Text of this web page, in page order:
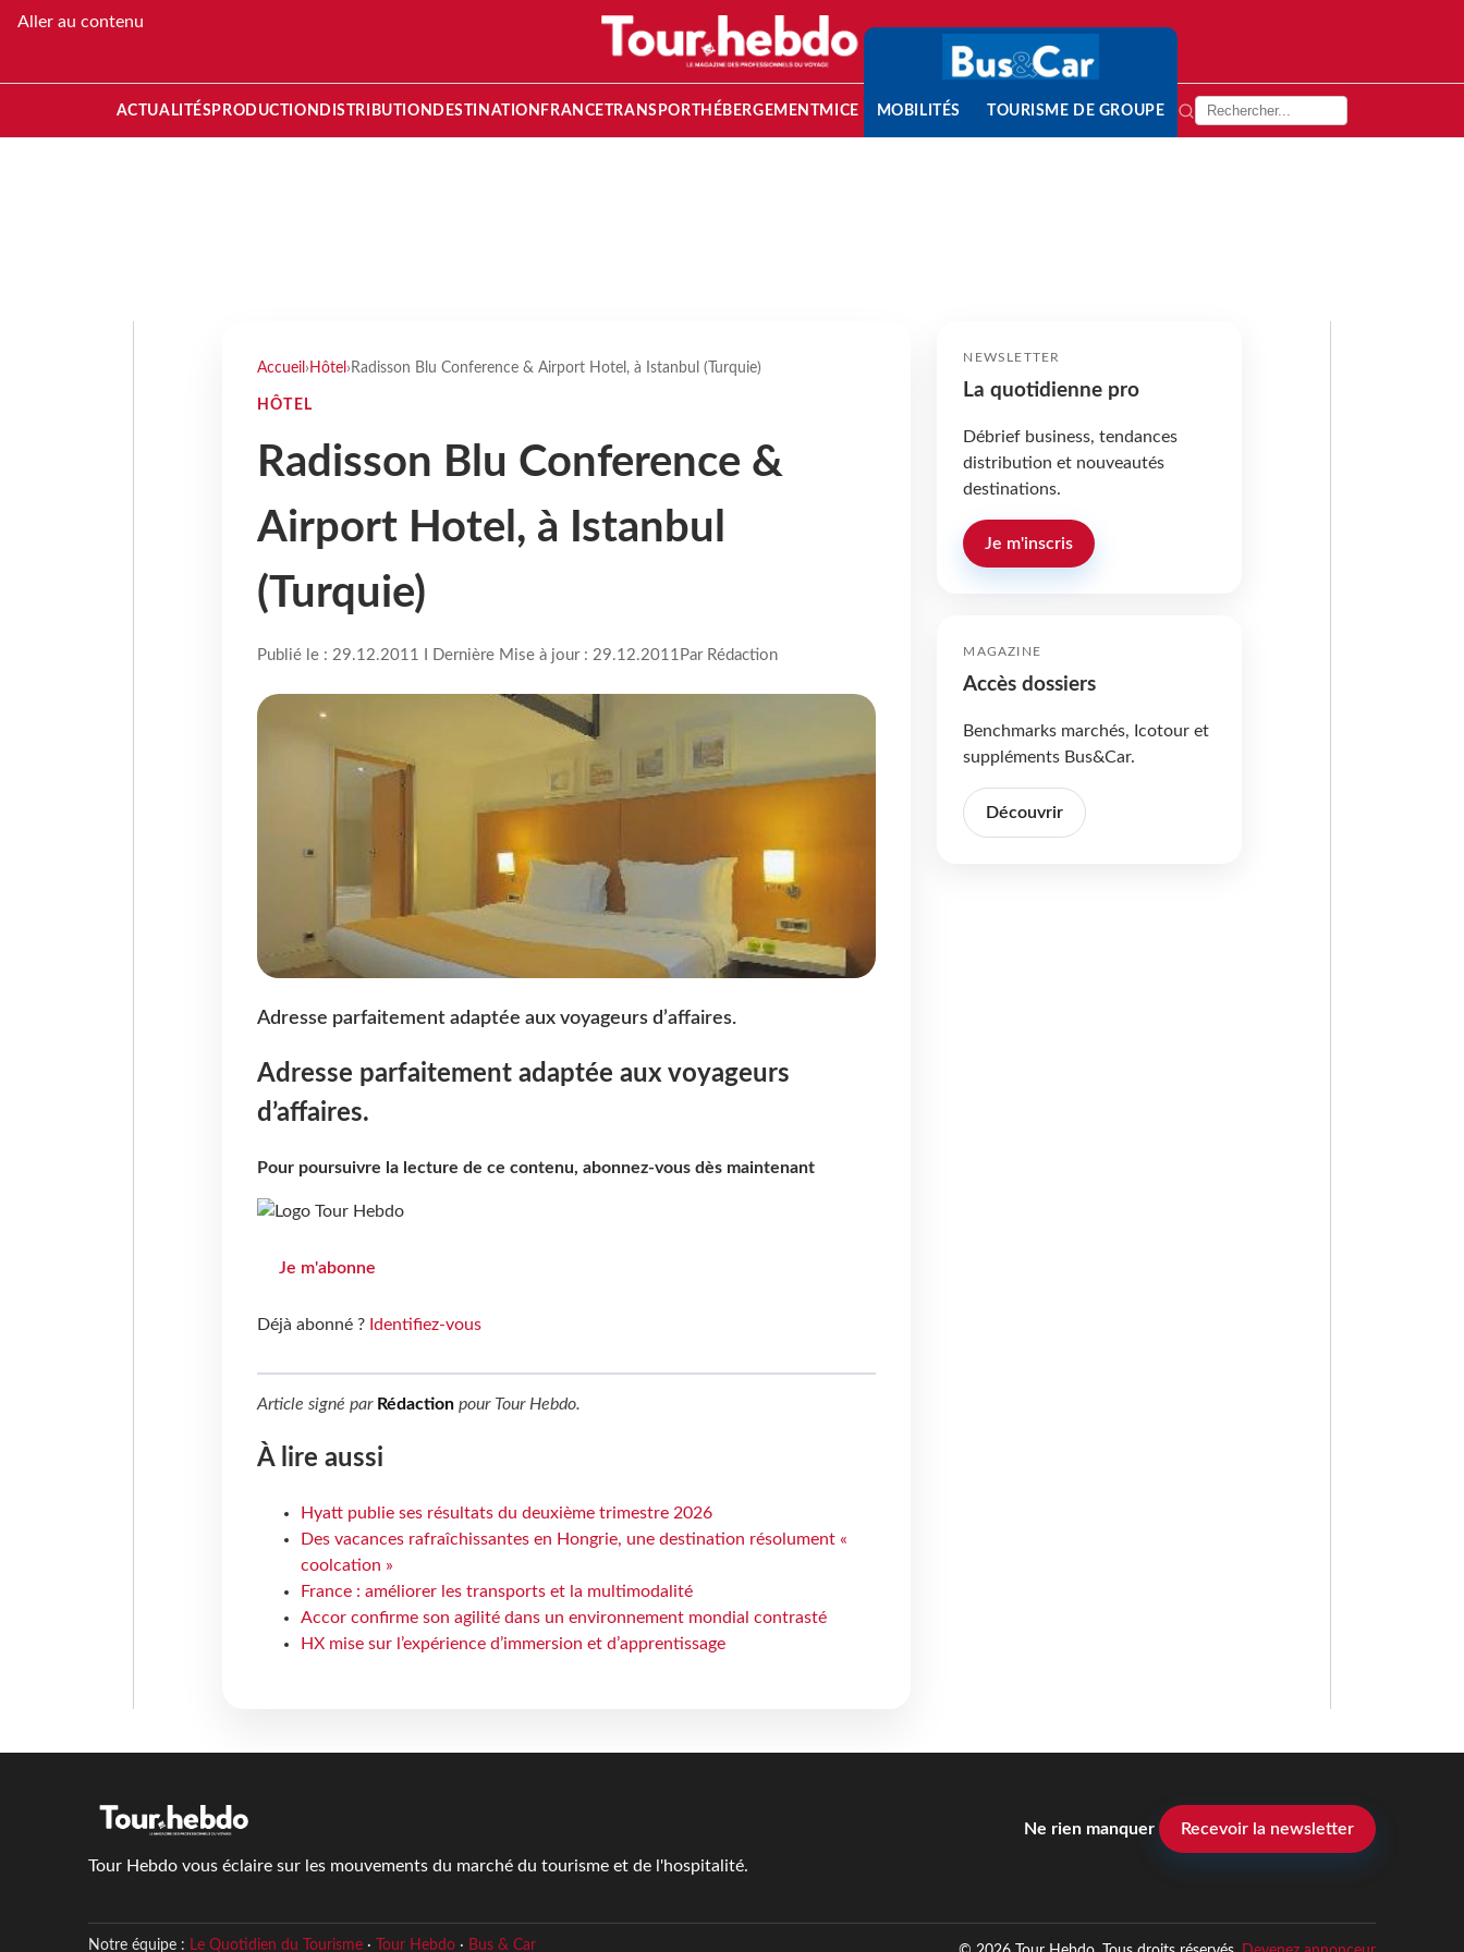
Aller au contenu
ACTUALITÉS PRODUCTION DISTRIBUTION DESTINATION FRANCETRANSPORT HÉBERGEMENTMICE MOBILITÉS TOURISME DE GROUPE
Accueil › Hôtel › Radisson Blu Conference & Airport Hotel, à Istanbul (Turquie)
HÔTEL
Radisson Blu Conference &
Airport Hotel, à Istanbul
(Turquie)
Publié le : 29.12.2011 I Dernière Mise à jour : 29.12.2011 Par Rédaction
Adresse parfaitement adaptée aux voyageurs d’affaires.
Adresse parfaitement adaptée aux voyageurs
d’affaires.
Pour poursuivre la lecture de ce contenu, abonnez-vous dès maintenant
Je m'abonne
Déjà abonné ? Identifiez-vous
Article signé par Rédactionpour Tour Hebdo.
À lire aussi
Hyatt publie ses résultats du deuxième trimestre 2026
Des vacances rafraîchissantes en Hongrie, une destination résolument «
coolcation »
France : améliorer les transports et la multimodalité
Accor confirme son agilité dans un environnement mondial contrasté
HX mise sur l’expérience d’immersion et d’apprentissage
NEWSLETTER
La quotidienne pro
Débrief business, tendances
distribution et nouveautés
destinations.
Je m'inscris
MAGAZINE
Accès dossiers
Benchmarks marchés, Icotour et
suppléments Bus&Car.
Découvrir
Tour Hebdo vous éclaire sur les mouvements du marché du tourisme et de l'hospitalité.
Ne rien manquer Recevoir la newsletter
Notre équipe : Le Quotidien du Tourisme· Tour Hebdo· Bus & Car